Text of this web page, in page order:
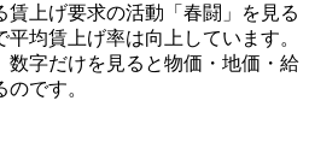
賃上げ要求の活動「春闘」を見る
均賃上げ率は向上しています。
数字だけを見ると物価・地価・給
です。